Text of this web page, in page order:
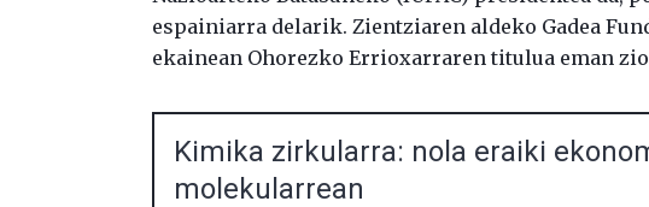
espainiarra delarik. Zientziaren aldeko Gadea
ekainean Ohorezko Errioxarraren titulua eman
Kimika zirkularra: nola eraiki
molekularrean